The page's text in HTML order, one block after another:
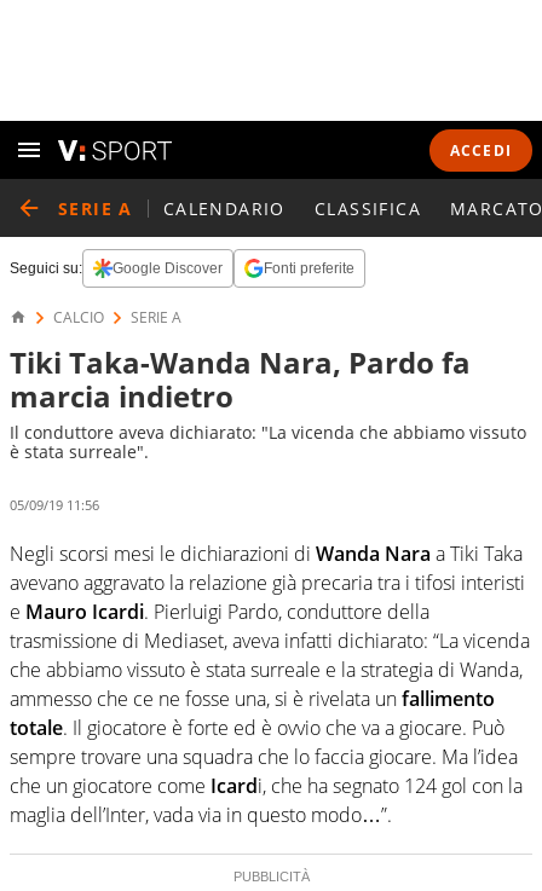
ACCEDI
SERIE A CALENDARIO CLASSIFICA
Seguici su: Google Discover Fonti preferite
CALCIO SERIE A
Tiki Taka-Wanda Nara, Pardo fa
marcia indietro
Il conduttore aveva dichiarato: "La vicenda che abbiamo vissuto
è stata surreale".
05/09/19 11:56
Negli scorsi mesi le dichiarazioni di Wanda Nara a Tiki Taka
avevano aggravato la relazione già precaria tra i tifosi interisti
e Mauro Icardi. Pierluigi Pardo, conduttore della
trasmissione di Mediaset, aveva infatti dichiarato: “La vicenda
che abbiamo vissuto è stata surreale e la strategia di Wanda,
ammesso che ce ne fosse una, si è rivelata unfallimento
totale. Il giocatore è forte ed è ovvio che va a giocare. Può
sempre trovare una squadra che lo faccia giocare. Ma l’idea
che un giocatore come Icardi, che ha segnato 124 gol con la
maglia dell’Inter, vada via in questo modo…”.